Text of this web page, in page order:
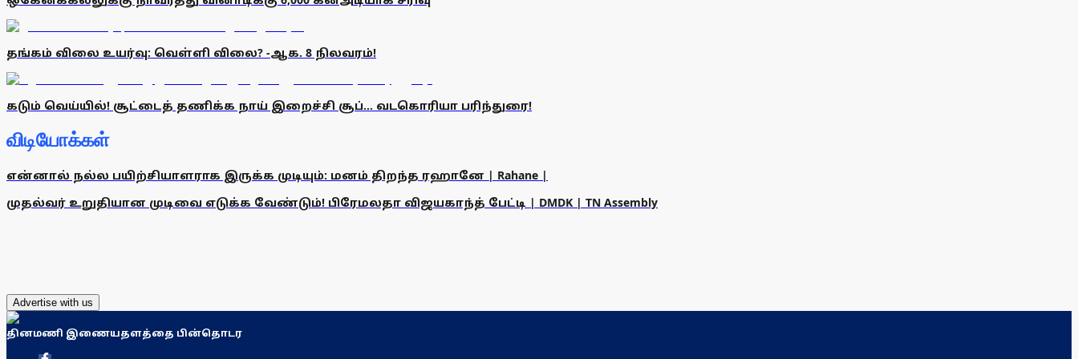
தங்கம் விலை உயர்வு: வெள்ளி விலை? -ஆக. 8 நிலவரம்!
கடும் வெய்யில்! சூட்டைத் தணிக்க நாய் இறைச்சி சூப்... வடகொரியா பரிந்துரை!
விடியோக்கள்
என்னால் நல்ல பயிற்சியாளராக இருக்க முடியும்: மனம் திறந்த ரஹானே | Rahane |
முதல்வர் உறுதியான முடிவை எடுக்க வேண்டும்! பிரேமலதா விஜயகாந்த் பேட்டி | DMDK | TN Assembly
Advertise with us
தினமணி இணையதளத்தை பின்தொடர